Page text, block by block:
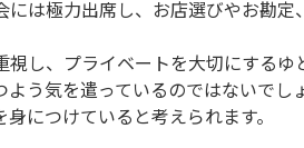
には極力出席し、お店選びやお勘定
視し、プライベートを大切にする
よう気を遣っているのではないでし
につけていると考えられます。